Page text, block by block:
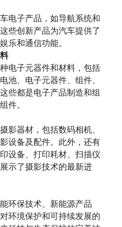
电子产品，如导航系统和
些创新产品为汽车提供了
乐和通信功能。
电子元器件和材料，包括
池、电子元器件、组件、
些都是电子产品制造和组
件。
影器材，包括数码相机、
设备及配件。此外，还有
设备、打印耗材、扫描仪
示了摄影技术的最新进
环保技术、新能源产品
环境保护和可持续发展的